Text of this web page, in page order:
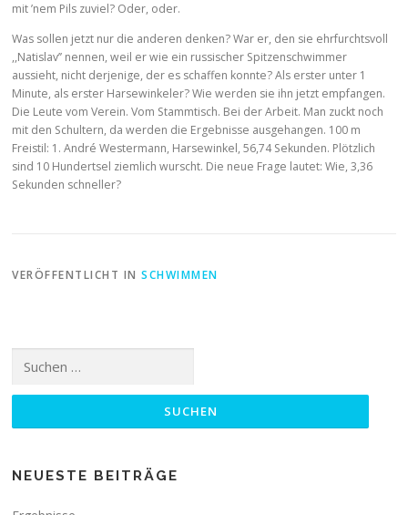
mit ’nem Pils zuviel? Oder, oder.
Was sollen jetzt nur die anderen denken? War er, den sie ehrfurchtsvoll
,,Natislav’’ nennen, weil er wie ein russischer Spitzenschwimmer
aussieht, nicht derjenige, der es schaffen konnte? Als erster unter 1
Minute, als erster Harsewinkeler? Wie werden sie ihn jetzt empfangen.
Die Leute vom Verein. Vom Stammtisch. Bei der Arbeit. Man zuckt noch
mit den Schultern, da werden die Ergebnisse ausgehangen. 100 m
Freistil: 1. André Westermann, Harsewinkel, 56,74 Sekunden. Plötzlich
sind 10 Hundertsel ziemlich wurscht. Die neue Frage lautet: Wie, 3,36
Sekunden schneller?
VERÖFFENTLICHT INSCHWIMMEN
nach:
NEUESTE BEITRÄGE